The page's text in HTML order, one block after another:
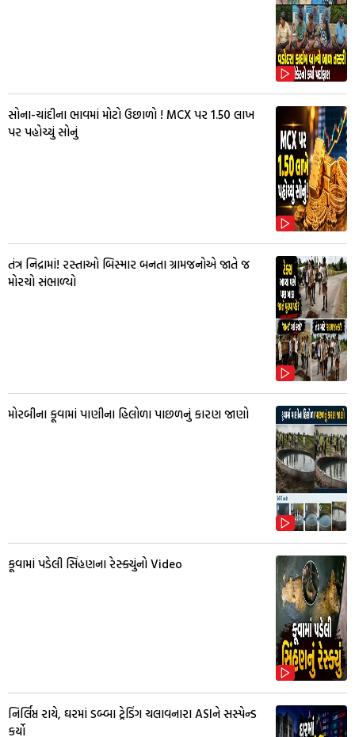
સોના-ચાંદીના ભાવમાં મોટો ઉછાળો ! MCX પર ₹1.50 લાખ
પર પહોચ્યું સોનું
તંત્ર નિદ્રામાં! રસ્તાઓ બિસ્માર બનતા ગ્રામજનોએ જાતે જ
મોરચો સંભાળ્યો
મોરબીના કૂવામાં પાણીના હિલોળા પાછળનું કારણ જાણો
કૂવામાં પડેલી સિંહણના રેસ્ક્યુંનો Video
નિર્લિપ્ત રાયે, ઘરમાં ડબ્બા ટ્રેડિંગ ચલાવનારા ASIને સસ્પેન્ડ
કર્યો